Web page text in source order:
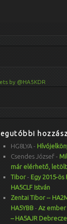
by @HA5KDR
HG8LYA -
Csendes József -
már elérhető,
Tibor - Egy 2015-ös
HA5CLF István
Zentai Tibor --
HA5YBB - Az
– HA5AJR